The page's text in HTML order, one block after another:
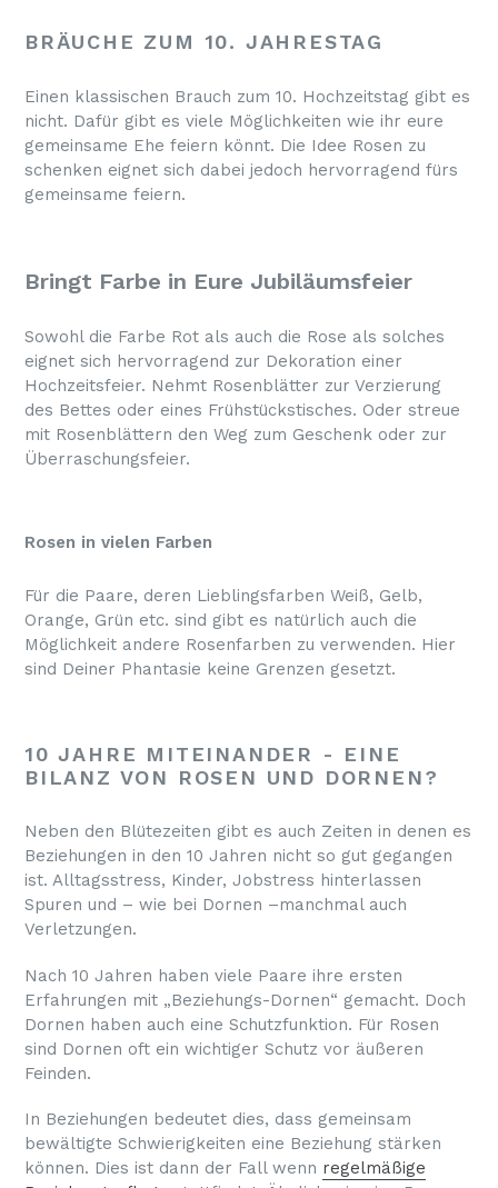
BRÄUCHE ZUM 10. JAHRESTAG
Einen klassischen Brauch zum 10. Hochzeitstag gibt es
nicht. Dafür gibt es viele Möglichkeiten wie ihr eure
gemeinsame Ehe feiern könnt. Die Idee Rosen zu
schenken eignet sich dabei jedoch hervorragend fürs
gemeinsame feiern.
Bringt Farbe in Eure Jubiläumsfeier
Sowohl die Farbe Rot als auch die Rose als solches
eignet sich hervorragend zur Dekoration einer
Hochzeitsfeier. Nehmt Rosenblätter zur Verzierung
des Bettes oder eines Frühstückstisches. Oder streue
mit Rosenblättern den Weg zum Geschenk oder zur
Überraschungsfeier.
Rosen in vielen Farben
Für die Paare, deren Lieblingsfarben Weiß, Gelb,
Orange, Grün etc. sind gibt es natürlich auch die
Möglichkeit andere Rosenfarben zu verwenden. Hier
sind Deiner Phantasie keine Grenzen gesetzt.
10 JAHRE MITEINANDER - EINE
BILANZ VON ROSEN UND DORNEN?
Neben den Blütezeiten gibt es auch Zeiten in denen es
Beziehungen in den 10 Jahren nicht so gut gegangen
ist. Alltagsstress, Kinder, Jobstress hinterlassen
Spuren und – wie bei Dornen –manchmal auch
Verletzungen.
Nach 10 Jahren haben viele Paare ihre ersten
Erfahrungen mit „Beziehungs-Dornen“ gemacht. Doch
Dornen haben auch eine Schutzfunktion. Für Rosen
sind Dornen oft ein wichtiger Schutz vor äußeren
Feinden.
In Beziehungen bedeutet dies, dass gemeinsam
bewältigte Schwierigkeiten eine Beziehung stärken
können. Dies ist dann der Fall wenn regelmäßige